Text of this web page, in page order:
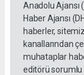
Anadolu Ajansı
Haber Ajansı
haberler,
kanallarından
muhataplar
editörü sorumlu